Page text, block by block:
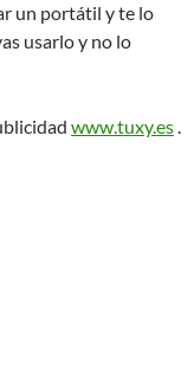
un portátil y te lo
usarlo y no lo
www.tuxy.es.